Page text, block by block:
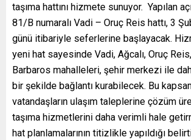
taşıma hattını hizmete sunuyor. Yapılan
81/B numaralı Vadi – Oruç Reis hattı, 3
günü itibariyle seferlerine başlayacak.
yeni hat sayesinde Vadi, Ağcalı, Oruç
Barbaros mahalleleri, şehir merkezi ile
bir şekilde bağlantı kurabilecek. Bu
vatandaşların ulaşım taleplerine çözüm
taşıma hizmetlerini daha verimli hale
hat planlamalarının titizlikle yapıldığı